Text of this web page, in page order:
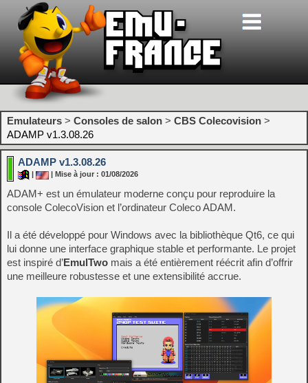
Emulateurs > Consoles de salon > CBS Colecovision >
ADAMP v1.3.08.26
ADAMP v1.3.08.26
| Mise à jour : 01/08/2026
ADAM+ est un émulateur moderne conçu pour reproduire la
console ColecoVision et l’ordinateur Coleco ADAM.
Il a été développé pour Windows avec la bibliothèque Qt6, ce qui
lui donne une interface graphique stable et performante. Le projet
est inspiré d’EmulTwo mais a été entièrement réécrit afin d’offrir
une meilleure robustesse et une extensibilité accrue.